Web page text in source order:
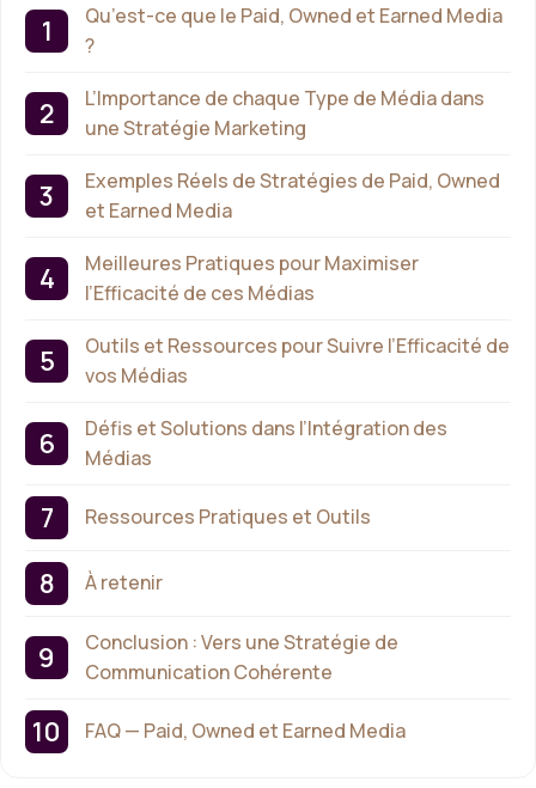
Qu’est-ce que le Paid, Owned et Earned Media
?
L’Importance de chaque Type de Média dans
une Stratégie Marketing
Exemples Réels de Stratégies de Paid, Owned
et Earned Media
Meilleures Pratiques pour Maximiser
l’Efficacité de ces Médias
Outils et Ressources pour Suivre l’Efficacité de
vos Médias
Défis et Solutions dans l’Intégration des
Médias
Ressources Pratiques et Outils
À retenir
Conclusion : Vers une Stratégie de
Communication Cohérente
FAQ — Paid, Owned et Earned Media